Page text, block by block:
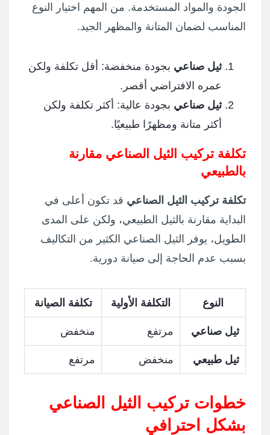
الجودة والمواد المستخدمة. من المهم اختيار النوع
المناسب لضمان المتانة والمظهر الجيد.
ثيل صناعي بجودة منخفضة: أقل تكلفة ولكن
عمره الافتراضي أقصر.
ثيل صناعي بجودة عالية: أكثر تكلفة ولكن
أكثر متانة ومظهرًا طبيعيًا.
تكلفة تركيب الثيل الصناعي مقارنة
بالطبيعي
تكلفة تركيب الثيل الصناعي قد تكون أعلى في
البداية مقارنة بالثيل الطبيعي، ولكن على المدى
الطويل، يوفر الثيل الصناعي الكثير من التكاليف
بسبب عدم الحاجة إلى صيانة دورية.
النوع التكلفة الأولية تكلفة الصيانة
ثيل صناعي مرتفع منخفض
ثيل طبيعي منخفض مرتفع
خطوات تركيب الثيل الصناعي
بشكل احترافي